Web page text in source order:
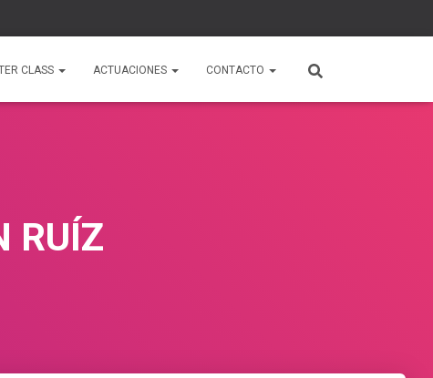
CLASS ACTUACIONES CONTACTO
RUÍZ